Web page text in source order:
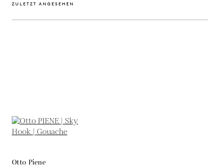
ZULETZT ANGESEHEN
Otto Piene